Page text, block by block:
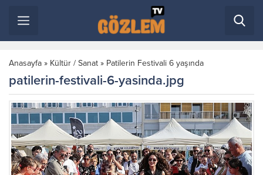
Anasayfa » Kültür / Sanat » Patilerin Festivali 6 yaşında
patilerin-festivali-6-yasinda.jpg